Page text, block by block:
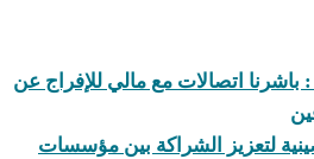
: باشرنا اتصالات مع مالي للإفراج عن
لتعزيز الشراكة بين مؤسسات